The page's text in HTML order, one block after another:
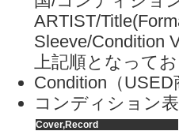
ARTIST/
Sleeve/Condition
上記順となって
Condition（
コンディション
Cover,Record